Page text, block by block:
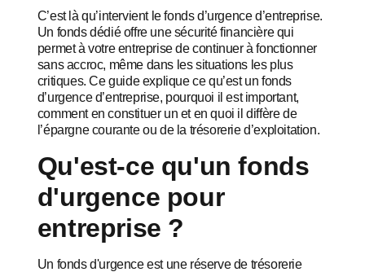
C’est là qu’intervient le fonds d’urgence d’entreprise.
Un fonds dédié offre une sécurité financière qui
permet à votre entreprise de continuer à fonctionner
sans accroc, même dans les situations les plus
critiques. Ce guide explique ce qu’est un fonds
d’urgence d’entreprise, pourquoi il est important,
comment en constituer un et en quoi il diffère de
l’épargne courante ou de la trésorerie d’exploitation.
Qu'est-ce qu'un fonds
d'urgence pour
entreprise ?
Un fonds d'urgence est une réserve de trésorerie